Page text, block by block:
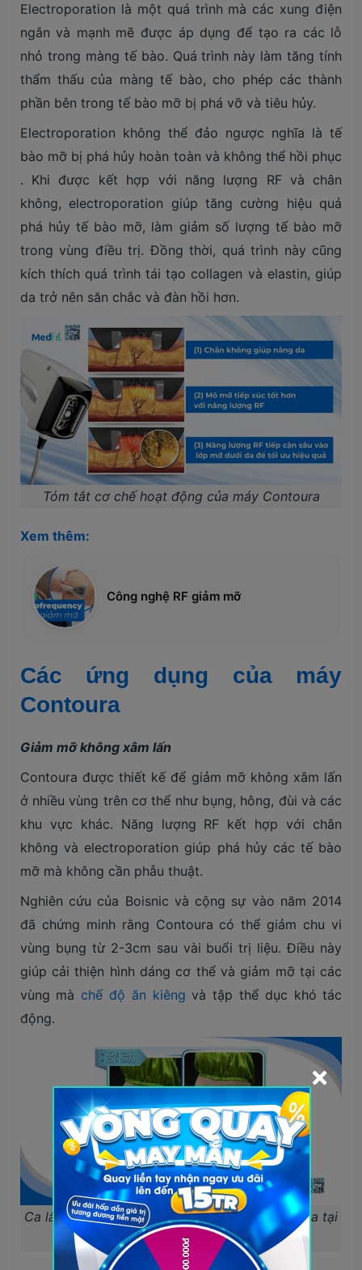
Electroporation là một quá trình mà các xung điện
ngắn và mạnh mẽ được áp dụng để tạo ra các lỗ
nhỏ trong màng tế bào. Quá trình này làm tăng tính
thẩm thấu của màng tế bào, cho phép các thành
phần bên trong tế bào mỡ bị phá vỡ và tiêu hủy.
Electroporation không thể đảo ngược nghĩa là tế
bào mỡ bị phá hủy hoàn toàn và không thể hồi phục​
. Khi được kết hợp với năng lượng RF và chân
không, electroporation giúp tăng cường hiệu quả
phá hủy tế bào mỡ, làm giảm số lượng tế bào mỡ
trong vùng điều trị. Đồng thời, quá trình này cũng
kích thích quá trình tái tạo collagen và elastin, giúp
da trở nên săn chắc và đàn hồi hơn​.
Tóm tắt cơ chế hoạt động của máy Contoura
Xem thêm:
Công nghệ RF giảm mỡ
Các ứng dụng của máy
Contoura
Giảm mỡ không xâm lấn
Contoura được thiết kế để giảm mỡ không xâm lấn
ở nhiều vùng trên cơ thể như bụng, hông, đùi và các
khu vực khác. Năng lượng RF kết hợp với chân
không và electroporation giúp phá hủy các tế bào
mỡ mà không cần phẫu thuật.
Nghiên cứu của Boisnic và cộng sự vào năm 2014
đã chứng minh rằng Contoura có thể giảm chu vi
vùng bụng từ 2-3cm sau vài buổi trị liệu. Điều này
giúp cải thiện hình dáng cơ thể và giảm mỡ tại các
vùng mà chế độ ăn kiêng và tập thể dục khó tác
động​.
Ca lâm sàng giảm mỡ bụng bằng máy Contoura tại
MedFit